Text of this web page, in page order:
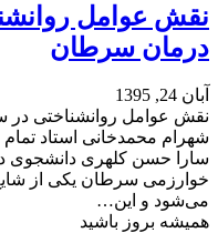
نقش عوامل
درمان سرطان
آبان 24, 1395
نقش عوامل روانشناختی
شهرام محمدخانی استاد
سارا حسن کلهری دانشجوی
خوارزمی سرطان یکی از
می‌شود و این…
همیشه بروز باشید